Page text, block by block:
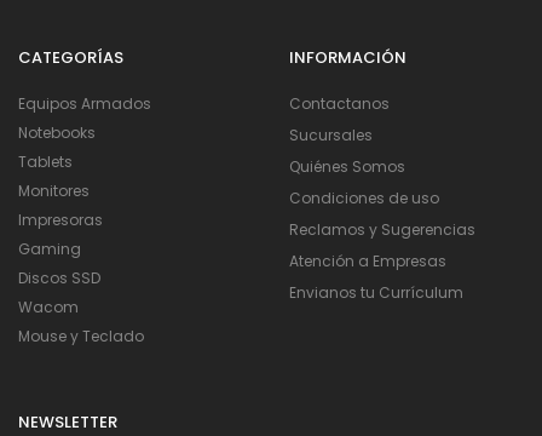
CATEGORÍAS
Equipos Armados
Notebooks
Tablets
Monitores
Impresoras
Gaming
Discos SSD
Wacom
Mouse y Teclado
INFORMACIÓN
Contactanos
Sucursales
Quiénes Somos
Condiciones de uso
Reclamos y Sugerencias
Atención a Empresas
Envianos tu Currículum
NEWSLETTER